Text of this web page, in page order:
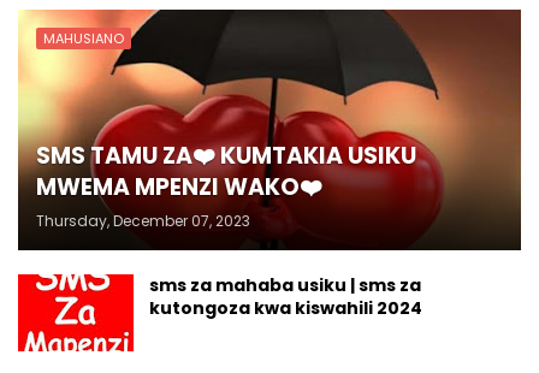
MAHUSIANO
SMS TAMU ZA❤️ KUMTAKIA USIKU
MWEMA MPENZI WAKO❤️
Thursday, December 07, 2023
sms za mahaba usiku | sms za
kutongoza kwa kiswahili 2024